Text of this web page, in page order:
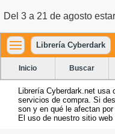
Del 3 a 21 de agosto
Librería Cyberdark
Inicio Buscar
Librería Cyberdark.net
servicios de compra. Si
son y en qué le afectan
El uso de nuestro sitio